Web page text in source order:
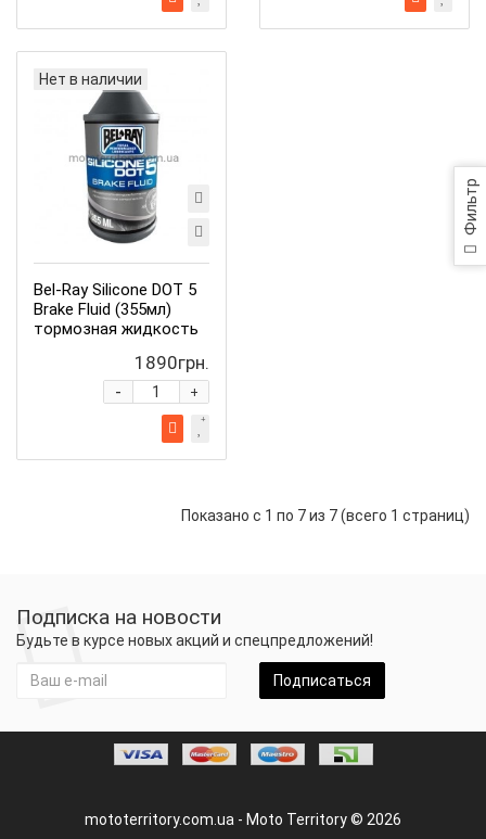
Фильтр
Нет в наличии
Bel-Ray Silicone DOT 5
Brake Fluid (355мл)
тормозная жидкость
1890грн.
+
-
Показано с 1 по 7 из 7 (всего 1 страниц)
Подписка на новости
Будьте в курсе новых акций и спецпредложений!
Подписаться
mototerritory.com.ua - Moto Territory © 2026